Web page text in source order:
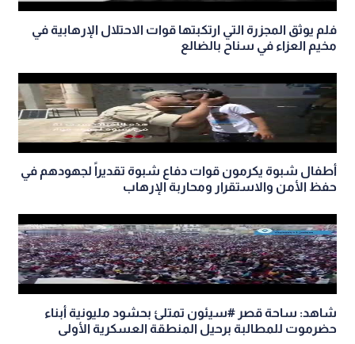
فلم يوثق المجزرة التي ارتكبتها قوات الاحتلال الإرهابية في
مخيم العزاء في سناح بالضالع
أطفال شبوة يكرمون قوات دفاع شبوة تقديراً لجهودهم في
حفظ الأمن والاستقرار ومحاربة الإرهاب
شاهد: ساحة قصر #سيئون تمتلئ بحشود مليونية أبناء
حضرموت للمطالبة برحيل المنطقة العسكرية الأولى